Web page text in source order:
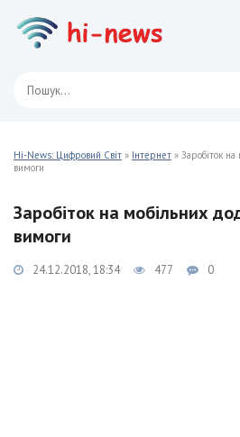
Hi-News: Цифровий Світ » Інтернет » Заробіток
вимоги
Заробіток на мобільних
вимоги
24.12.2018, 18:34 477 0